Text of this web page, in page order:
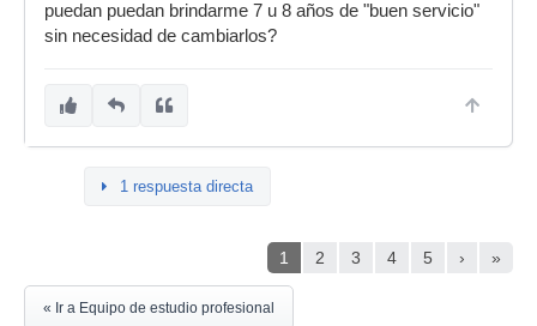
puedan puedan brindarme 7 u 8 años de "buen servicio"
sin necesidad de cambiarlos?
1 respuesta directa
1 2 3 4 5 › »
« Ir a Equipo de estudio profesional